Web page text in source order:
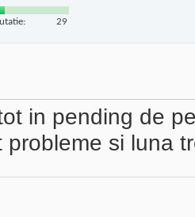
29
in pending de
probleme si luna